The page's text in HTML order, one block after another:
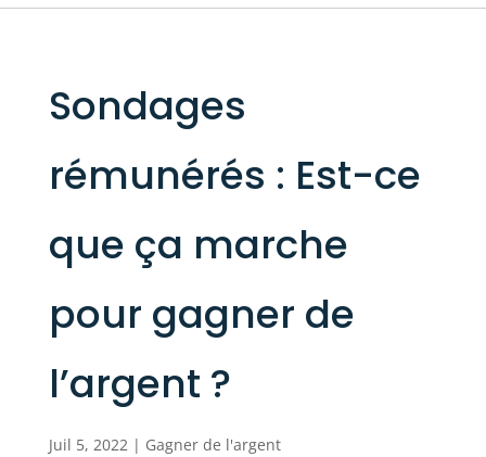
Sondages
rémunérés : Est-ce
que ça marche
pour gagner de
l’argent ?
Juil 5, 2022| Gagner de l'argent